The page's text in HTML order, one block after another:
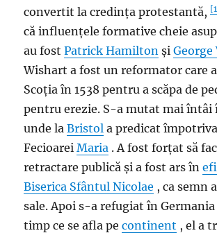
convertit la credința protestantă,
că influențele formative cheie
au fostPatrick Hamilton și
Wishart a fost un reformator care
Scoția în 1538 pentru a scăpa de
pentru erezie. S-a mutat mai întâi
unde laBristol a predicat
FecioareiMaria . A fost forțat să
retractare publică și a fost ars în
Biserica Sfântul Nicolae , ca semn
sale. Apoi s-a refugiat în
timp ce se afla pecontinent , el a